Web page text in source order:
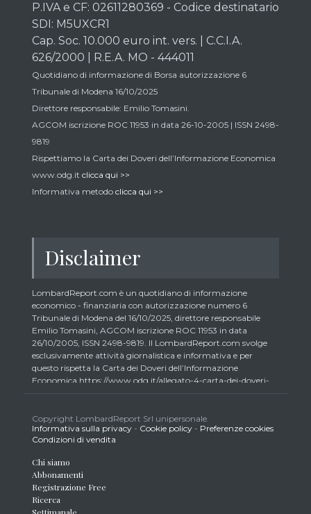
P.IVA e CF: 02611280369 - Codice destinatario
SDI: M5UXCR1
Cap. Soc. 10.000 euro int. vers. | C.C.I.A.
626/2000 | R.E.A. MO - 444011
Quotidiano di informazione di Borsa autorizzazione 6
Tribunale di Modena 16/10/2025
Direttore responsabile: Emilio Tomasini.
AGCOM iscrizione ROC 11953 in data 26-10-2005 | ISSN 2498-
9819
Rispettiamo la Carta dei Doveri dell’Informazione Economica
www.odg.it clicca qui >>
Informativa metodo clicca qui >>
Disclaimer
LombardReport.com è un quotidiano di informazione
economico - finanziaria con autorizzazione numero 6
Tribunale di Modena del 16/10/2025, direttore responsabile
Emilio Tomasini, AGCOM iscrizione ROC 11953 in data
26/10/2005, ISSN 2498-9819. Il LombardReport.com svolge
esclusivamente attività giornalistica e informativa e per
questo rispetta la Carta dei Doveri dell’Informazione
Economica https://www.odg.it/allegato-4-carta-dei-doveri-
essere consapevoli che i collaboratori di LombardReport.com
iscritti all’Ordine dei Giornalisti non possono detenere i titoli
oggetto dei loro articoli mentre i collaboratori non giornalisti
trader retail e comunque inferiori allo 0,5% del capitale, gli
strumenti finanziari oggetto dei loro articoli creando così un
potenziale conflitto di interesse con i lettori stessi. L’accesso al
presente sito implica la conoscenza e la piena accettazione
Copyright LombardReport Srl unipersonale.
Informativa sulla privacy - Cookie policy - Preferenze cookies
Condizioni di vendita
Chi siamo
Abbonamenti
Registrazione Free
Ricerca